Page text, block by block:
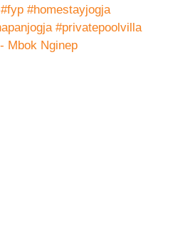
#fyp #homestayjogja
#privatepoolvilla
Mbok Nginep